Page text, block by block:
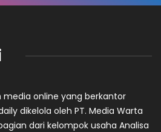
media online yang berkantor
dikelola oleh PT. Media Warta
dari kelompok usaha Analisa